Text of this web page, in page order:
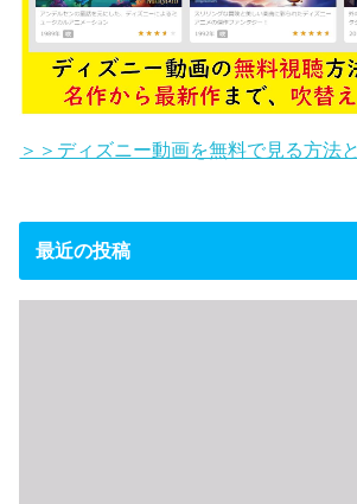
＞＞ディズニー動画を無料で見る方法
最近の投稿